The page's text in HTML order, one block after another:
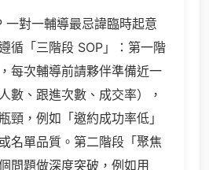
一對一輔導最忌諱臨時起意
循「三階段 SOP」：第一階
每次輔導前請夥伴準備近一
數、跟進次數、成交率），
頸，例如「邀約成功率低」
名單品質。第二階段「聚焦
問題做深度突破，例如用